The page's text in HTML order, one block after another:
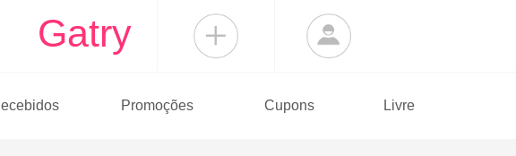
Gatry
Promoções Cupons Livre